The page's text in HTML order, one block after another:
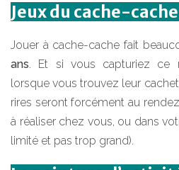
Jeux du cache-cache
Jouer à cache-cache fait
ans . Et si vous capturiez ce
lorsque vous trouvez leur
rires seront forcément au
à réaliser chez vous, ou dans
limité et pas trop grand).